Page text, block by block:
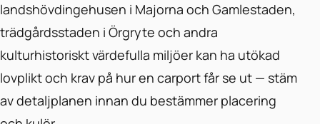
landshövdingehusen i Majorna och Gamlestaden,
trädgårdsstaden i Örgryte och andra
kulturhistoriskt värdefulla miljöer kan ha utökad
lovplikt och krav på hur en carport får se ut — stäm
av detaljplanen innan du bestämmer placering